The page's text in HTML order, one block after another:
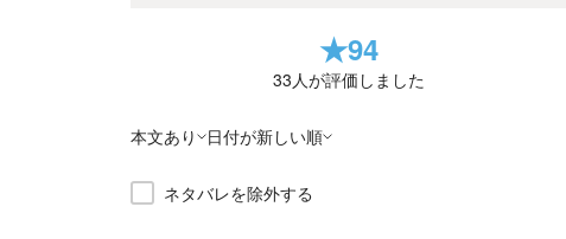
★94
33人が評価しました
本文あり 日付が新しい順
ネタバレを除外する